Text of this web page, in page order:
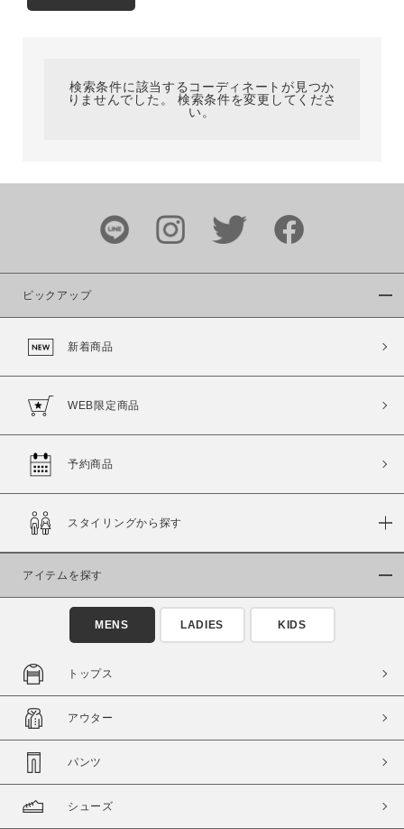
ブランド
カラー
商品タイプ
通常商品
セール価格 WEB限定
在庫
在庫あり
検索条件に該当するコーディネートが見つか
りませんでした。 検索条件を変更してくださ
い。
ピックアップ
新着商品
WEB限定商品
予約商品
スタイリングから探す
アイテムを探す
MENS LADIES KIDS
トップス
アウター
パンツ
シューズ